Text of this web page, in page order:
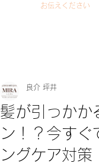
お伝えください
髪が引っかか
ン！？今すぐ
ングケア対
良介 坪井